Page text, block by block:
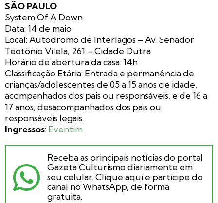
SÃO PAULO
System Of A Down
Data: 14 de maio
Local: Autódromo de Interlagos – Av. Senador
Teotônio Vilela, 261 – Cidade Dutra
Horário de abertura da casa: 14h
Classificação Etária: Entrada e permanência de
crianças/adolescentes de 05 a 15 anos de idade,
acompanhados dos pais ou responsáveis, e de 16 a
17 anos, desacompanhados dos pais ou
responsáveis legais.
Ingressos: Eventim
Receba as principais notícias do portal
Gazeta Culturismo diariamente em
seu celular. Clique aqui e participe do
canal no WhatsApp, de forma
gratuita.